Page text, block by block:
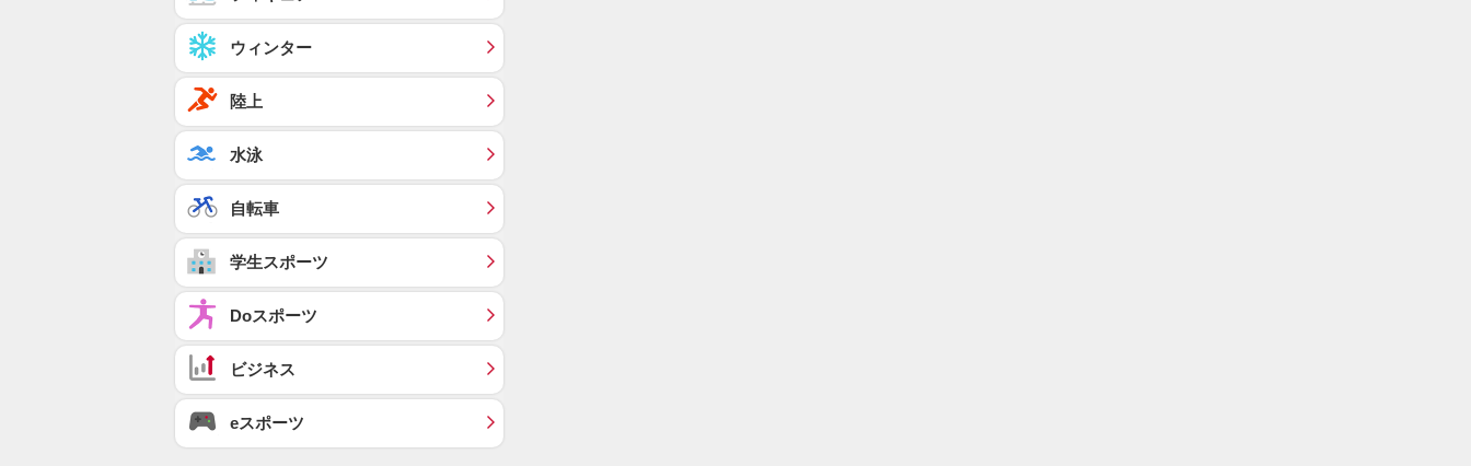
ウィンター
陸上
水泳
自転車
学生スポーツ
Doスポーツ
ビジネス
eスポーツ